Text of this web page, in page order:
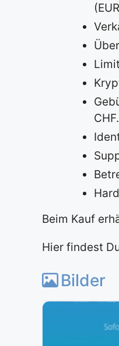
CHF.
Beim Kauf
Hier findest
Bilder